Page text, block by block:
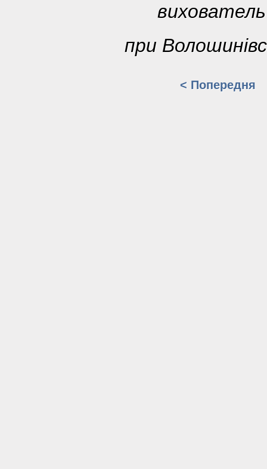
при
< Попередня